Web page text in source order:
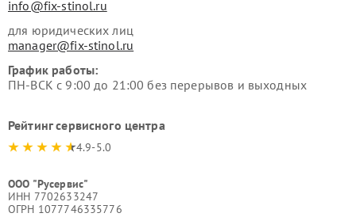
info@fix-stinol.ru
для юридических лиц
manager@fix-stinol.ru
График работы:
ПН-ВСК с 9:00 до 21:00 без перерывов и выходных
Рейтинг сервисного центра
4.9-5.0
ООО "Русервис"
ИНН 7702633247
ОГРН 1077746335776